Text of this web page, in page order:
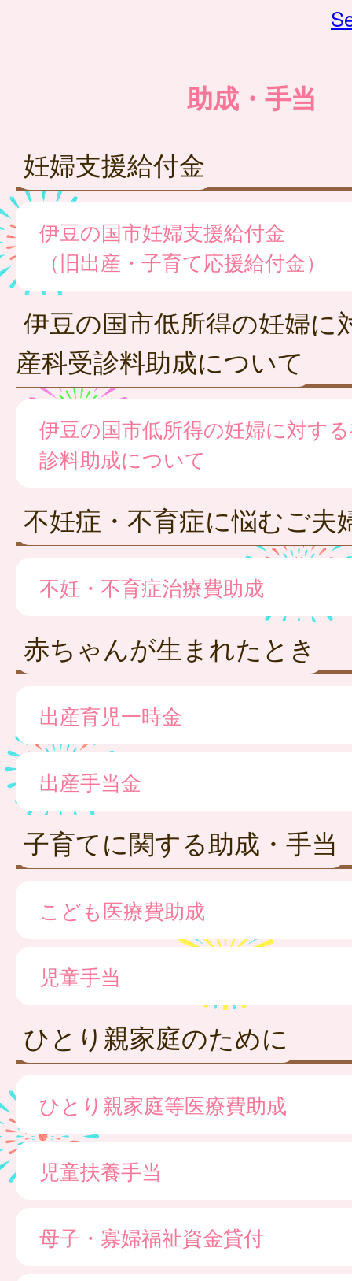
助成・手当
妊婦支援給付金
伊豆の国市妊婦支援給付金
（旧出産・子育て応援給付金）
伊豆の国市低所得の妊婦に
産科受診料助成について
伊豆の国市低所得の妊婦に対す
診料助成について
不妊症・不育症に悩むご夫
不妊・不育症治療費助成
赤ちゃんが生まれたとき
出産育児一時金
出産手当金
子育てに関する助成・手当
こども医療費助成
児童手当
ひとり親家庭のために
ひとり親家庭等医療費助成
児童扶養手当
母子・寡婦福祉資金貸付